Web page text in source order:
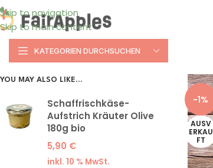
Skip to navigation
Skip to main content
KATEGORIEN DURCHSUCHEN
YOU MAY ALSO LIKE…
Schaffrischkäse-
Aufstrich Kräuter Olive
180g bio
5,90 €
inkl. 10 % MwSt.
-1%
AUSV
ERKAU
FT